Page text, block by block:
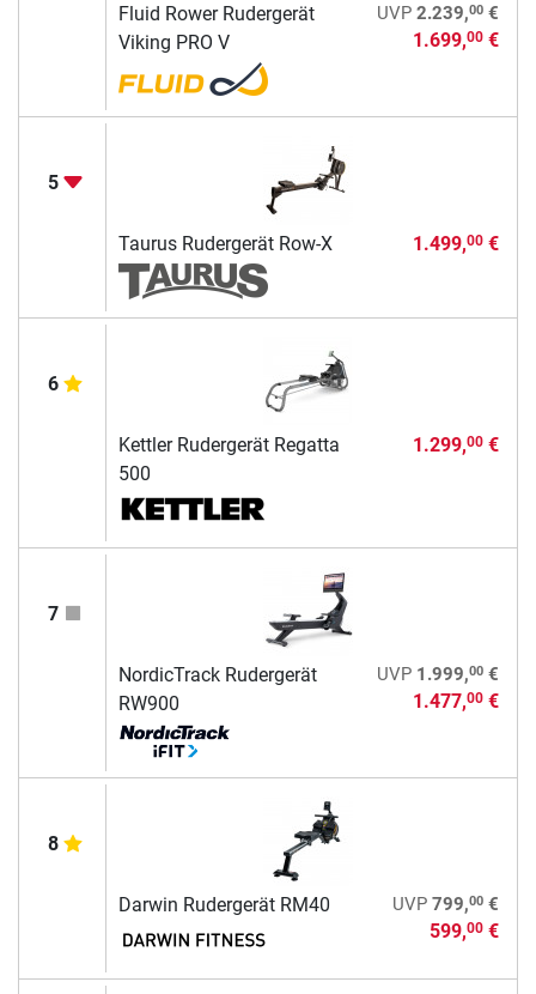
Fluid Rower Rudergerät
Viking PRO V
UVP 2.239,00€
1.699,00€
5
Taurus Rudergerät Row-X 1.499,00€
6
Kettler Rudergerät Regatta
500
1.299,00€
7
NordicTrack Rudergerät
RW900
UVP 1.999,00€
1.477,00€
8
Darwin Rudergerät RM40 UVP 799,00€
599,00€